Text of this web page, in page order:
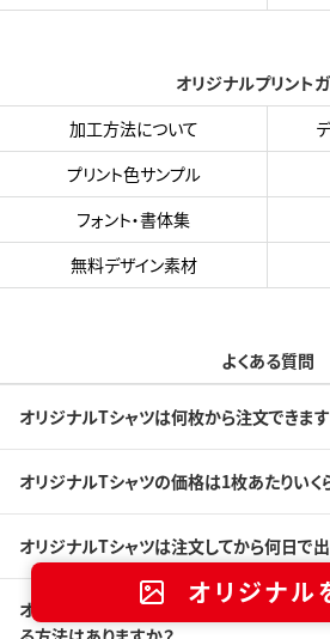
オリジナル
オリジナルプリント
加工方法について
プリント色サンプル
フォント・書体集
無料デザイン素材
よくある質問
オリジナルTシャツは何枚から注文できま
オリジナルTシャツの価格は1枚あたりいく
オリジナルTシャツは注文してから何日で
オリジナルTシャツをできるだけ安く作りた